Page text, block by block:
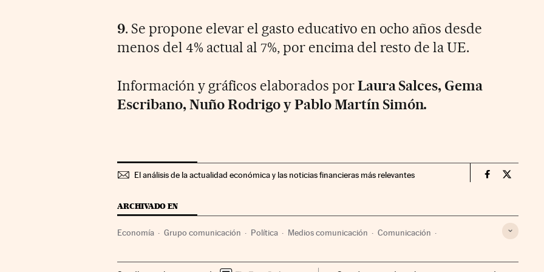
9. Se propone elevar el gasto educativo en ocho años desde
menos del 4% actual al 7%, por encima del resto de la UE.
Información y gráficos elaborados porLaura Salces, Gema
Escribano, Nuño Rodrigo y Pablo Martín Simón.
El análisis de la actualidad económica y las noticias financieras más relevantes Economia
ARCHIVADO EN
Economía Grupo comunicación Política Medios comunicación Comunicación